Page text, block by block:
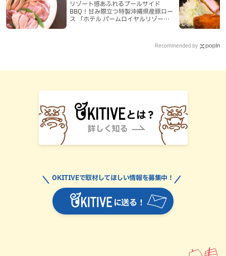
リゾート感あふれるプールサイド
BBQ！甘み際立つ特製沖縄県産豚ロー
ス 「ホテル パームロイヤルリゾート
Recommended by
に送る！
OKITIVEで取材してほしい情報を募集中！